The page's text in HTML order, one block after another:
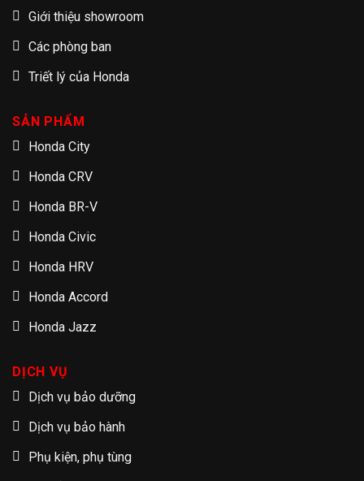
Giới thiệu showroom
Các phòng ban
Triết lý của Honda
SẢN PHẨM
Honda City
Honda CRV
Honda BR-V
Honda Civic
Honda HRV
Honda Accord
Honda Jazz
DỊCH VỤ
Dịch vụ bảo dưỡng
Dịch vụ bảo hành
Phụ kiện, phụ tùng